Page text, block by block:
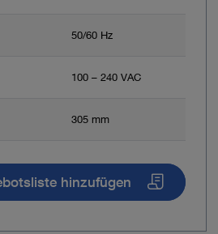
50/60 Hz
100 – 240 VAC
305 mm
hinzufügen